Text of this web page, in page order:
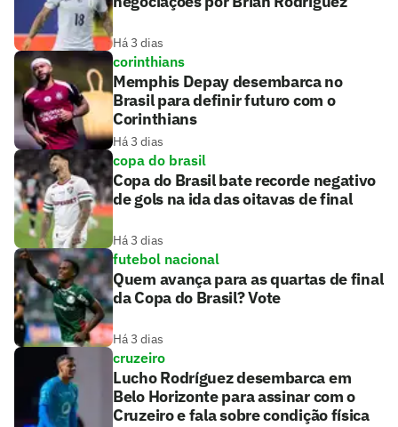
Há 3 dias
corinthians
Memphis Depay desembarca no
Brasil para definir futuro com o
Corinthians
Há 3 dias
copa do brasil
Copa do Brasil bate recorde negativo
de gols na ida das oitavas de final
Há 3 dias
futebol nacional
Quem avança para as quartas de final
da Copa do Brasil? Vote
Há 3 dias
cruzeiro
Lucho Rodríguez desembarca em
Belo Horizonte para assinar com o
Cruzeiro e fala sobre condição física